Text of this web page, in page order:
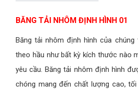
BĂNG TẢI NHÔM ĐỊNH HÌNH 01
Băng tải nhôm định hình của
theo hầu như bất kỳ kích thước nào
yêu cầu. Băng tải nhôm định hình
chóng mang đến chất lượng cao,